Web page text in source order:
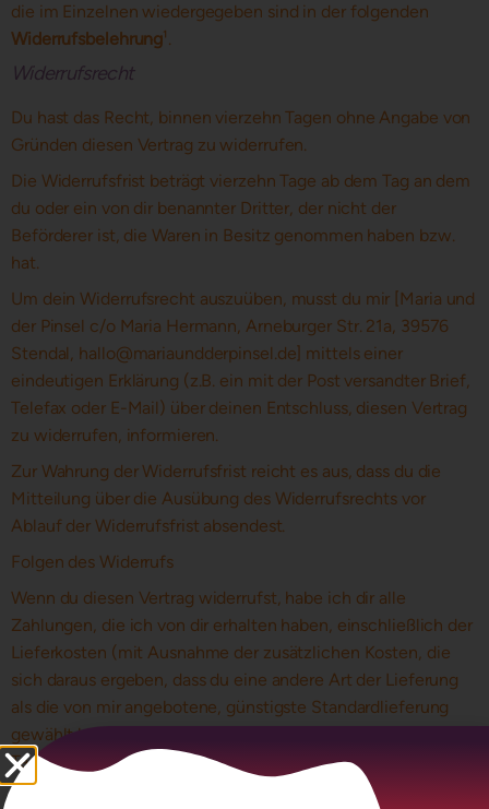
die im Einzelnen wiedergegeben sind in der folgenden
Widerrufsbelehrung¹.
Widerrufsrecht
Du hast das Recht, binnen vierzehn Tagen ohne Angabe von
Gründen diesen Vertrag zu widerrufen.
Die Widerrufsfrist beträgt vierzehn Tage ab dem Tag an dem
du oder ein von dir benannter Dritter, der nicht der
Beförderer ist, die Waren in Besitz genommen haben bzw.
hat.
Um dein Widerrufsrecht auszuüben, musst du mir [Maria und
der Pinsel c/o Maria Hermann, Arneburger Str. 21a, 39576
Stendal, hallo@mariaundderpinsel.de] mittels einer
eindeutigen Erklärung (z.B. ein mit der Post versandter Brief,
Telefax oder E-Mail) über deinen Entschluss, diesen Vertrag
zu widerrufen, informieren.
Zur Wahrung der Widerrufsfrist reicht es aus, dass du die
Mitteilung über die Ausübung des Widerrufsrechts vor
Ablauf der Widerrufsfrist absendest.
Folgen des Widerrufs
Wenn du diesen Vertrag widerrufst, habe ich dir alle
Zahlungen, die ich von dir erhalten haben, einschließlich der
Lieferkosten (mit Ausnahme der zusätzlichen Kosten, die
sich daraus ergeben, dass du eine andere Art der Lieferung
als die von mir angebotene, günstigste Standardlieferung
gewählt hast), unverzüglich und spätestens binnen vierzehn
Tagen ab dem Tag zurückzuzahlen, an dem die Mitteilung
über deinen Widerruf dieses Vertrags bei mir eingegangen